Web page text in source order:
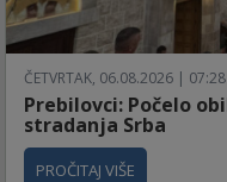
ČETVRTAK, 06.08.2026 | 07:28
Prebilovci: Počelo
stradanja Srba
PROČITAJ VIŠE